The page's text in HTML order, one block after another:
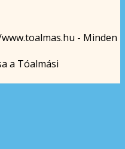
- Minden
a Tóalmási